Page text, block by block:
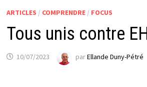
ARTICLES / COMPRENDRE/ FOCUS
Tous unis contre
10/07/2023 parEllande Duny-Pétré